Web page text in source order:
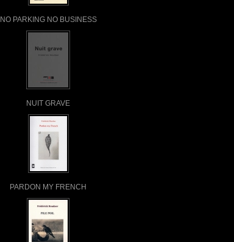
NO PARKING NO BUSINESS
NUIT GRAVE
PARDON MY FRENCH